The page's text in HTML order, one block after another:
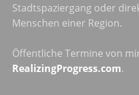
Stadtspaziergang oder
Menschen einer Region.
Öffentliche Termine von
RealizingProgress.com.